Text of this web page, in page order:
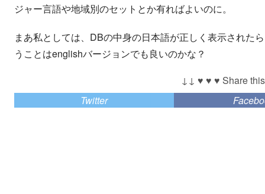
ジャー言語や地域別のセットとか有ればよいのに。
まあ私としては、DBの中身の日本語が正しく表示された
うことはenglishバージョンでも良いのかな？
↓↓ ♥ ♥ ♥ Share
Twitter